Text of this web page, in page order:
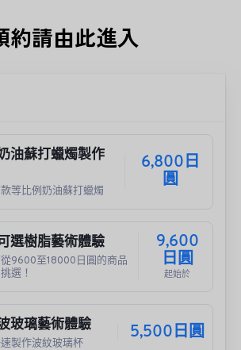
約請由此進入
油蘇打蠟燭製作
等比例奶油蘇打蠟燭
6,800日
圓
選樹脂藝術體驗
9600至18000日圓的商品
選！
9,600
日圓
起始於
玻璃藝術體驗
製作波紋玻璃杯
5,500日圓